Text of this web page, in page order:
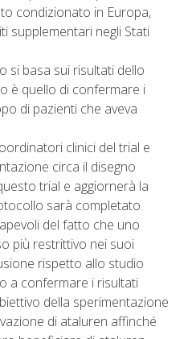
condizionato in Europa,
supplementari negli Stati
si basa sui risultati dello
è quello di confermare i
di pazienti che aveva
clinici del trial e
circa il disegno
trial e aggiornerà la
sarà completato.
del fatto che uno
più restrittivo nei suoi
rispetto allo studio
a confermare i risultati
della sperimentazione
di ataluren affinché